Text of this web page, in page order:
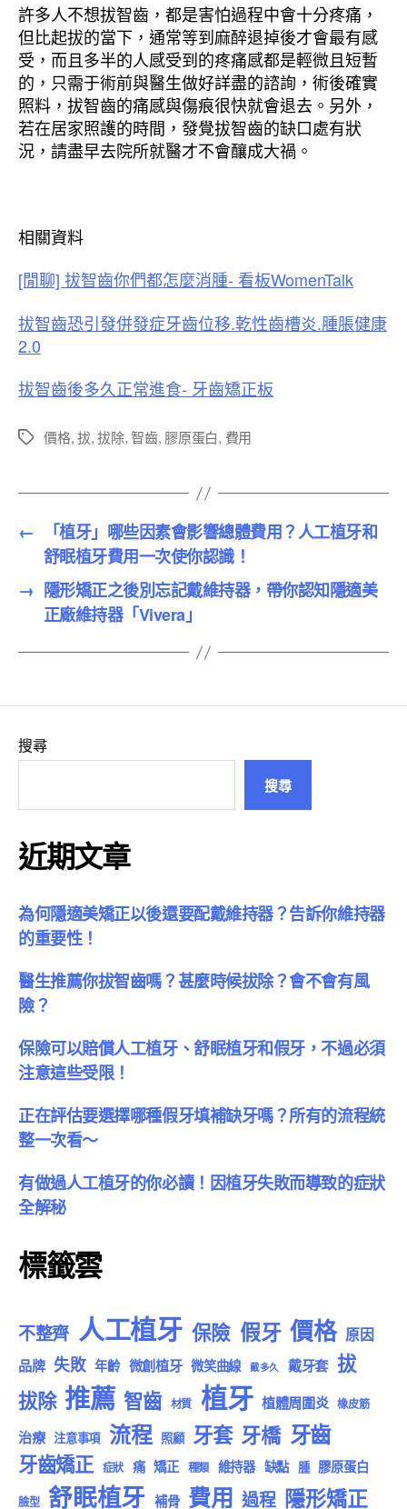
許多人不想拔智齒，都是害怕過程中會十分疼痛，
但比起拔的當下，通常等到麻醉退掉後才會最有感
受，而且多半的人感受到的疼痛感都是輕微且短暫
的，只需于術前與醫生做好詳盡的諮詢，術後確實
照料，拔智齒的痛感與傷痕很快就會退去。另外，
若在居家照護的時間，發覺拔智齒的缺口處有狀
況，請盡早去院所就醫才不會釀成大禍。
相關資料
[閒聊] 拔智齒你們都怎麼消腫- 看板WomenTalk
拔智齒恐引發併發症牙齒位移.乾性齒槽炎.腫脹健康
2.0
拔智齒後多久正常進食- 牙齒矯正板
標
價格,拔,拔除,智齒, 膠原蛋白, 費用
←
「植牙」哪些因素會影響總體費用？人工植牙和
舒眠植牙費用一次使你認識！
→ 隱形矯正之後別忘記戴維持器，帶你認知隱適美
正廠維持器「Vivera」
搜尋
搜尋
近期文章
為何隱適美矯正以後還要配戴維持器？告訴你維持器
的重要性！
醫生推薦你拔智齒嗎？甚麼時候拔除？會不會有風
險？
保險可以賠償人工植牙、舒眠植牙和假牙，不過必須
注意這些受限！
正在評估要選擇哪種假牙填補缺牙嗎？所有的流程統
整一次看～
有做過人工植牙的你必讀！因植牙失敗而導致的症狀
全解秘
標籤雲
不整齊 人工植牙 保險 假牙 價格 原因
品牌 失敗 年齡 微創植牙 微笑曲線 戴多久 戴牙套 拔
拔除 推薦 智齒 材質 植牙 植體周圍炎 橡皮筋
治療 注意事項 流程 照顧 牙套 牙橋 牙齒
牙齒矯正 症狀 痛 矯正 種類 維持器 缺點 腫 膠原蛋白
臉型 舒眠植牙 補骨 費用 過程 隱形矯正